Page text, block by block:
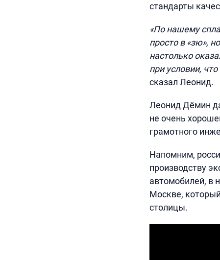
стандарты
«По нашему
просто в «зю»,
настолько
при условии,
сказал Леонид.
Леонид Дёмин
не очень
грамотного
Напомним,
производству
автомобилей, в
Москве,
столицы.